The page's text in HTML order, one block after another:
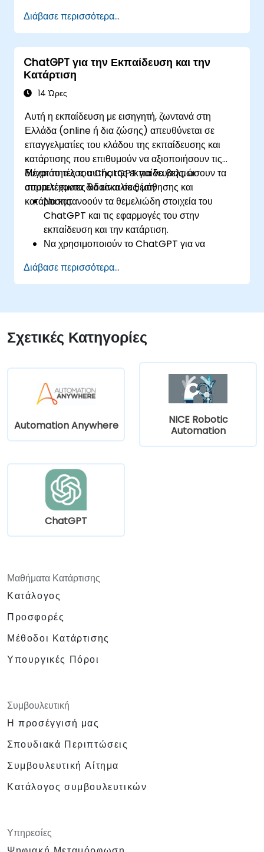
ανάλυσης δεδομένων.
Αξιοποιήσουν το ChatGPT για να παράγουν
γνώσεις και να υποστηρίξουν διαδικασίες
λήψης αποφάσεων.
Εφαρμόσουν βέλτιστες πρακτικές για την
ενσωμάτωση του ChatGPT στις ροές
Διάβασε περισσότερα...
ChatGPT για την Εκπαίδευση και την
Κατάρτιση
14 Ώρες
Αυτή η εκπαίδευση με εισηγητή, ζωντανά στη
Ελλάδα (online ή δια ζώσης) απευθύνεται σε
επαγγελματίες του κλάδου της εκπαίδευσης και
κατάρτισης που επιθυμούν να αξιοποιήσουν τις
δυνατότητες του ChatGPT για να βελτιώσουν τα
αποτελέσματα διδασκαλίας, μάθησης και
κατάρτισης.
Μέχρι το τέλος αυτής της εκπαίδευσης, οι
συμμετέχοντες θα είναι σε θέση:
Να κατανοούν τα θεμελιώδη στοιχεία του
ChatGPT και τις εφαρμογές του στην
εκπαίδευση και την κατάρτιση.
Να χρησιμοποιούν το ChatGPT για να
διδακτικού υλικού.
Να αξιοποιούν το ChatGPT για
Να αυτοματοποιούν διοικητικές εργασίες με το
ChatGPT.
Να δημιουργούν προσαρμοσμένα μοντέλα
χρήσης στην εκπαίδευση και κατάρτιση.
Διάβασε περισσότερα...
Σχετικές Κατηγορίες
Automation Anywhere
NICE Robotic
Automation
ChatGPT
Μαθήματα Κατάρτισης
Κατάλογος
Προσφορές
Μέθοδοι Κατάρτισης
Υπουργικές Πόροι
Συμβουλευτική
Η προσέγγισή μας
Σπουδιακά Περιπτώσεις
Συμβουλευτική Αίτημα
Κατάλογος συμβουλευτικών
Υπηρεσίες